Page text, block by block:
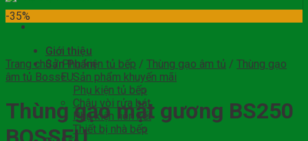
Giới thiệu
Sản Phẩm
Sản phẩm khuyến mãi
Phụ kiện tủ bếp
Chậu vòi rửa bát
Phụ kiện liên kết
Thiết bị nhà bếp
-35%
Trang chủ / Phụ kiện tủ bếp / Thùng gạo âm tủ / Thùng gạo
âm tủ BossEU
Thùng gạo mặt gương BS250